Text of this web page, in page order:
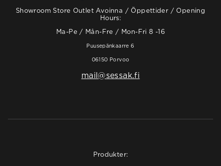
Showroom Store Outlet Avoinna / Öppettider / Opening
Hours:
Ma-Pe / Mån-Fre / Mon-Fri 8 -16
Puusepänkaarre 6
06150 Porvoo
mail@sessak.fi
Produkter: